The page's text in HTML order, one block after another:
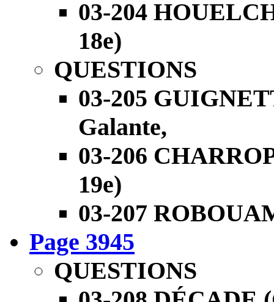
03-204
18e)
QUESTIONS
03-205
Galante,
03-206
19e)
03-207
Page 3945
QUESTIONS